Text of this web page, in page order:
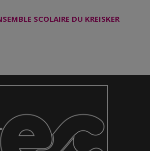
SCOLAIRE DU KREISKER